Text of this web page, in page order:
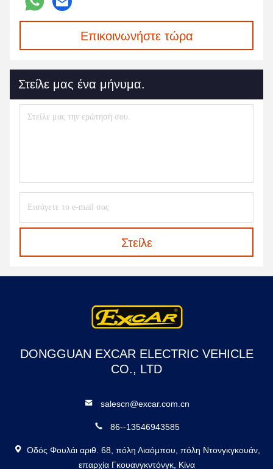
Επικοινωνήστε τώρα
Στείλε μας ένα μήνυμα.
Στείλε
DONGGUAN EXCAR ELECTRIC VEHICLE
CO., LTD
salescn@excar.com.cn
86--13546943585
Οδός Φουλάι αριθ. 68, πόλη Λιαόμπου, πόλη Ντονγκγκουάν,
επαρχία Γκουανγκντόνγκ, Κίνα